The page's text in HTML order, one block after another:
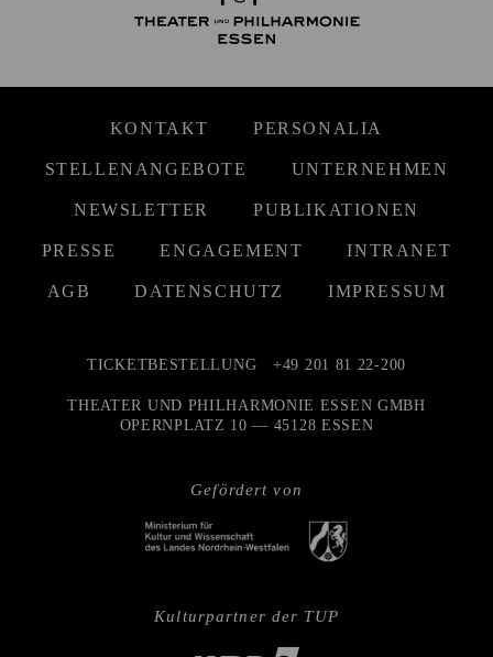
KONTAKT PERSONALIA
STELLENANGEBOTE UNTERNEHMEN
NEWSLETTER PUBLIKATIONEN
PRESSE ENGAGEMENT INTRANET
AGB DATENSCHUTZ IMPRESSUM
Gefördert von
TICKETBESTELLUNG +49 201 81 22-200
THEATER UND PHILHARMONIE ESSEN GMBH
OPERNPLATZ 10 — 45128 ESSEN
Kulturpartner der TUP